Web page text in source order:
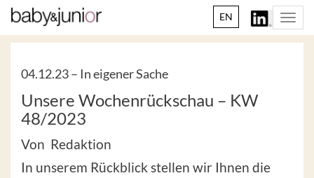
EN
04.12.23 – In eigener Sache
Unsere Wochenrückschau – KW
48/2023
Von Redaktion
In unserem Rückblick stellen wir Ihnen die